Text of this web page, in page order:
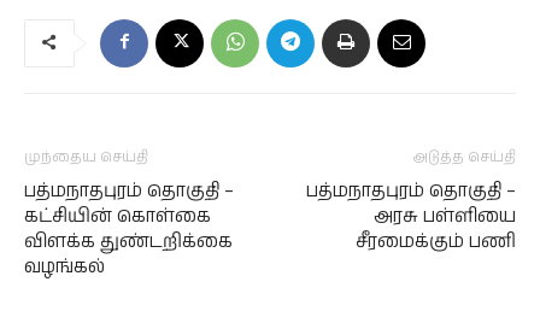
முந்தைய செய்தி
பத்மநாதபுரம் தொகுதி –
கட்சியின் கொள்கை
விளக்க துண்டறிக்கை
வழங்கல்
அடுத்த செய்தி
பத்மநாதபுரம் தொகுதி –
அரசு பள்ளியை
சீரமைக்கும் பணி